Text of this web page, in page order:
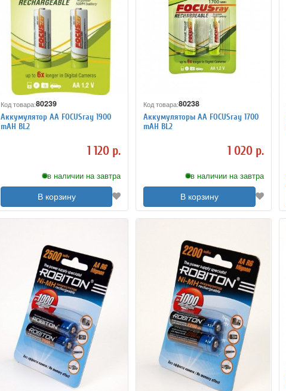
Код товара:80239
Аккумулятор АА FOCUSray 1900
mAH BL2
1 120 р.
в наличии на завтра
В корзину
Код товара:80238
Аккумуляторы АА FOCUSray 1700
mAH BL2
1 020 р.
в наличии на завтра
В корзину